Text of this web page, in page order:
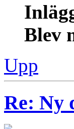
Blev
Upp
Re: Ny